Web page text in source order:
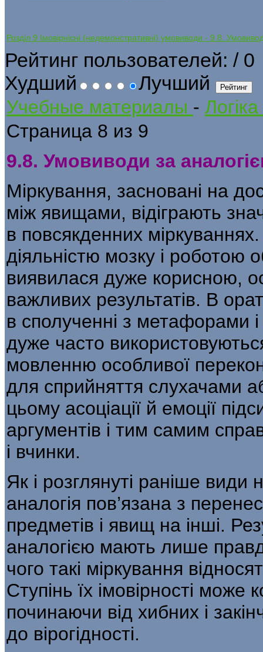
Розділ 9 Імовірнісні (недемонстративні) умовиводи - 9.8.
Рейтинг пользователей: / 0
Худший
Лучший
Учебные материалы -
Страница 8 из 9
9.8. Умовиводи за
Міркування, засновані на
між явищами, відіграють
в повсякденних
діяльністю мозку і
виявилася дуже корис­ною,
важливих результатів. В
в сполученні з метафорами
дуже часто
мовленню особливої
для сприйняття слухачами
цьому асоціації й емоції
аргументів і тим самим
і вчинки.
Як і розглянуті раніше
аналогія пов’язана з
предметів і явищ на інші.
аналогією мають лише
чого такі міркування
Ступінь їх імовірності
починаючи від хибних і
до вірогідності.